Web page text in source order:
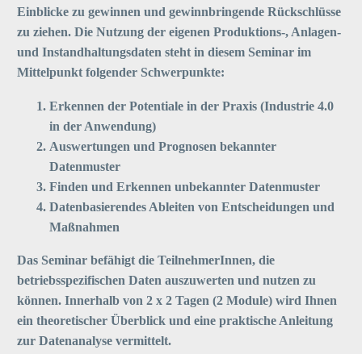
Einblicke zu gewinnen und gewinnbringende Rückschlüsse
zu ziehen. Die Nutzung der eigenen Produktions-, Anlagen-
und Instandhaltungsdaten steht in diesem Seminar im
Mittelpunkt folgender Schwerpunkte:
Erkennen der Potentiale in der Praxis (Industrie 4.0
in der Anwendung)
Auswertungen und Prognosen bekannter
Datenmuster
Finden und Erkennen unbekannter Datenmuster
Datenbasierendes Ableiten von Entscheidungen und
Maßnahmen
Das Seminar befähigt die TeilnehmerInnen, die
betriebsspezifischen Daten auszuwerten und nutzen zu
können. Innerhalb von 2 x 2 Tagen (2 Module) wird Ihnen
ein theoretischer Überblick und eine praktische Anleitung
zur Datenanalyse vermittelt.